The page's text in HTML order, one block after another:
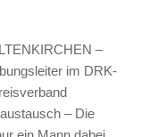
–
im DRK-
– Die